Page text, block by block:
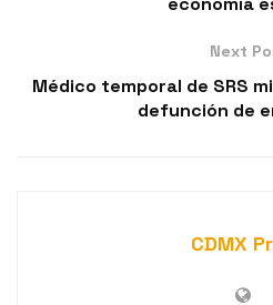
Next
Médico temporal de SRS
defunción de
CDMX